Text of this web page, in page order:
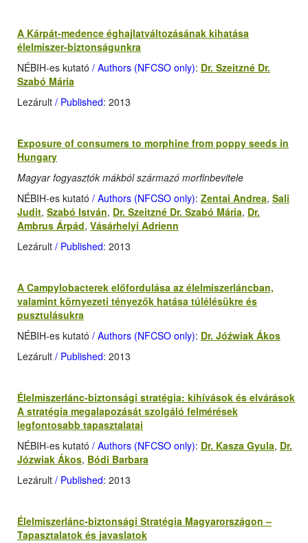
A Kárpát-medence éghajlatváltozásának kihatása
élelmiszer-biztonságunkra
NÉBIH-es kutató / Authors (NFCSO only): Dr. Szeitzné Dr.
Szabó Mária
Lezárult / Published: 2013
Exposure of consumers to morphine from poppy seeds in
Hungary
Magyar fogyasztók mákból származó morfinbevitele
NÉBIH-es kutató / Authors (NFCSO only): Zentai Andrea, Sali
Judit, Szabó István, Dr. Szeitzné Dr. Szabó Mária, Dr.
Ambrus Árpád, Vásárhelyi Adrienn
Lezárult / Published: 2013
A Campylobacterek előfordulása az élelmiszerláncban,
valamint környezeti tényezők hatása túlélésükre és
pusztulásukra
NÉBIH-es kutató / Authors (NFCSO only): Dr. Jóźwiak Ákos
Lezárult / Published: 2013
Élelmiszerlánc-biztonsági stratégia: kihívások és elvárások
A stratégia megalapozását szolgáló felmérések
legfontosabb tapasztalatai
NÉBIH-es kutató / Authors (NFCSO only): Dr. Kasza Gyula, Dr.
Józwiak Ákos, Bódi Barbara
Lezárult / Published: 2013
Élelmiszerlánc-biztonsági Stratégia Magyarországon –
Tapasztalatok és javaslatok